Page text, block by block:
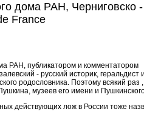
дома РАН, Черниговско
France
РАН, публикатором и комментатором
- русский историк, геральдист и
родословника. Поэтому всякий раз ,
музеев его имени и
действующих лож в России тоже